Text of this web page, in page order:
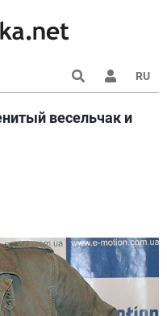
RU
весельчак и